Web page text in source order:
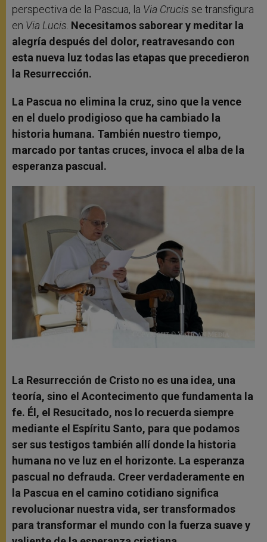
perspectiva de la Pascua, la Via Crucis se transfigura
en Via Lucis Necesitamos saborear y meditar la
alegría después del dolor, reatravesando con
esta nueva luz todas las etapas que precedieron
la Resurrección.
La Pascua no elimina la cruz, sino que la vence
en el duelo prodigioso que ha cambiado la
historia humana. También nuestro tiempo,
marcado por tantas cruces, invoca el alba de la
esperanza pascual.
La Resurrección de Cristo no es una idea, una
teoría, sino el Acontecimento que fundamenta la
fe. Él, el Resucitado, nos lo recuerda siempre
mediante el Espíritu Santo, para que podamos
ser sus testigos también allí donde la historia
humana no ve luz en el horizonte. La esperanza
pascual no defrauda. Creer verdaderamente en
la Pascua en el camino cotidiano significa
revolucionar nuestra vida, ser transformados
para transformar el mundo con la fuerza suave y